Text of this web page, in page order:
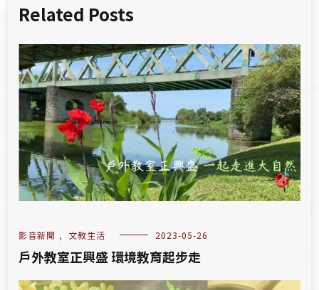
Related Posts
影音新聞 , 文教生活 2023-05-26
戶外教室正興盛 環境教育起步走